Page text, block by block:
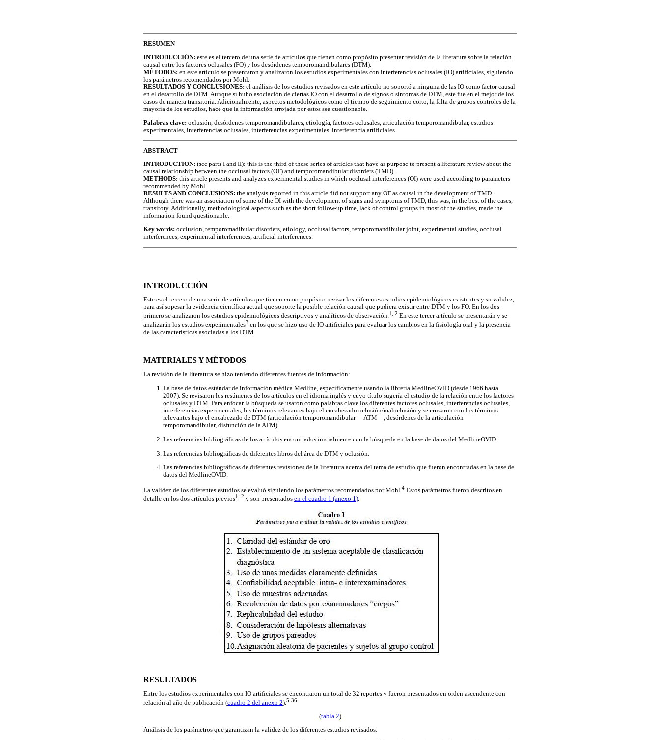
RESUMEN
INTRODUCCIÓN: este es el tercero de una serie de artículos que tienen como propósito presentar revisión de la literatura sobre la relación
causal entre los factores oclusales (FO) y los desórdenes temporomandibulares (DTM).
MÉTODOS: en este artículo se presentaron y analizaron los estudios experimentales con interferencias oclusales (IO) artificiales, siguiendo
los parámetros recomendados por Mohl.
RESULTADOS Y CONCLUSIONES: el análisis de los estudios revisados en este artículo no soportó a ninguna de las IO como factor causal
en el desarrollo de DTM. Aunque sí hubo asociación de ciertas IO con el desarrollo de signos o síntomas de DTM, este fue en el mejor de los
casos de manera transitoria. Adicionalmente, aspectos metodológicos como el tiempo de seguimiento corto, la falta de grupos controles de la
mayoría de los estudios, hace que la información arrojada por estos sea cuestionable.
Palabras clave: oclusión, desórdenes temporomandibulares, etiología, factores oclusales, articulación temporomandibular, estudios
experimentales, interferencias oclusales, interferencias experimentales, interferencia artificiales.
ABSTRACT
INTRODUCTION: (see parts I and II): this is the third of these series of articles that have as purpose to present a literature review about the
causal relationship between the occlusal factors (OF) and temporomandibular disorders (TMD).
METHODS: this article presents and analyzes experimental studies in which occlusal interferences (OI) were used according to parameters
recommended by Mohl.
RESULTS AND CONCLUSIONS: the analysis reported in this article did not support any OF as causal in the development of TMD.
Although there was an association of some of the OI with the development of signs and symptoms of TMD, this was, in the best of the cases,
transitory. Additionally, methodological aspects such as the short follow-up time, lack of control groups in most of the studies, made the
information found questionable.
Key words: occlusion, temporomadibular disorders, etiology, occlusal factors, temporomandibular joint, experimental studies, occlusal
interferences, experimental interferences, artificial interferences.
INTRODUCCIÓN
Este es el tercero de una serie de artículos que tienen como propósito revisar los diferentes estudios epidemiológicos existentes y su validez,
para así sopesar la evidencia científica actual que soporte la posible relación causal que pudiera existir entre DTM y los FO. En los dos
primero se analizaron los estudios epidemiológicos descriptivos y analíticos de observación.1, 2 En este tercer artículo se presentarán y se
analizarán los estudios experimentales3 en los que se hizo uso de IO artificiales para evaluar los cambios en la fisiología oral y la presencia
de las características asociadas a los DTM.
MATERIALES Y MÉTODOS
La revisión de la literatura se hizo teniendo diferentes fuentes de información:
La base de datos estándar de información médica Medline, específicamente usando la librería MedlineOVID (desde 1966 hasta
2007). Se revisaron los resúmenes de los artículos en el idioma inglés y cuyo título sugería el estudio de la relación entre los factores
oclusales y DTM. Para enfocar la búsqueda se usaron como palabras clave los diferentes factores oclusales, interferencias oclusales,
interferencias experimentales, los términos relevantes bajo el encabezado oclusión/maloclusión y se cruzaron con los términos
relevantes bajo el encabezado de DTM (articulación temporomandibular —ATM—, desórdenes de la articulación
temporomandibular, disfunción de la ATM).
Las referencias bibliográficas de los artículos encontrados inicialmente con la búsqueda en la base de datos del MedlineOVID.
Las referencias bibliográficas de diferentes libros del área de DTM y oclusión.
Las referencias bibliográficas de diferentes revisiones de la literatura acerca del tema de estudio que fueron encontradas en la base de
datos del MedlineOVID.
La validez de los diferentes estudios se evaluó siguiendo los parámetros recomendados por Mohl.4 Estos parámetros fueron descritos en
detalle en los dos artículos previos1, 2 y son presentados en el cuadro 1 (anexo 1).
RESULTADOS
Entre los estudios experimentales con IO artificiales se encontraron un total de 32 reportes y fueron presentados en orden ascendente con
relación al año de publicación (cuadro 2 del anexo 2).5-36
(tabla 2)
Análisis de los parámetros que garantizan la validez de los diferentes estudios revisados: